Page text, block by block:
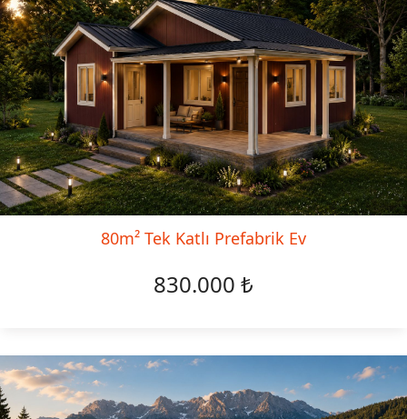
80m² Tek Katlı Prefabrik Ev
830.000 ₺